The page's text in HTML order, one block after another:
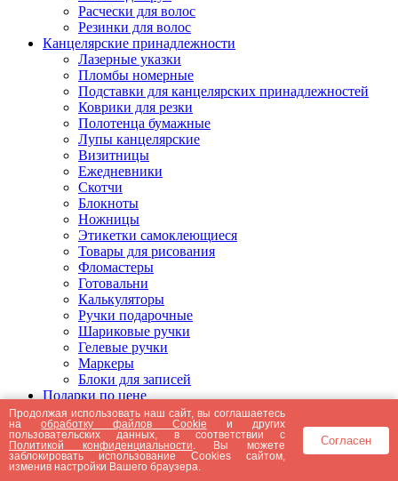
Расчески для волос
Резинки для волос
Канцелярские принадлежности
Лазерные указки
Пломбы номерные
Подставки для канцелярских принадлежностей
Коврики для резки
Полотенца бумажные
Лупы канцелярские
Визитницы
Ежедневники
Скотчи
Блокноты
Ножницы
Этикетки самоклеющиеся
Товары для рисования
Фломастеры
Готовальни
Калькуляторы
Ручки подарочные
Шариковые ручки
Гелевые ручки
Маркеры
Блоки для записей
Подарки по цене
Подарки от 5000 рублей
Подарки до 5000 рублей
Подарки до 3000 рублей
Подарки до 2000 рублей
Подарки до 1000 рублей
Продолжая использовать наш сайт, вы соглашаетесь
наобработку файлов Cookie и других
пользовательских данных, в соответствии с
Политикой конфиденциальности . Вы можете
заблокировать использование Cookies сайтом,
изменив настройки Вашего браузера.
Согласен